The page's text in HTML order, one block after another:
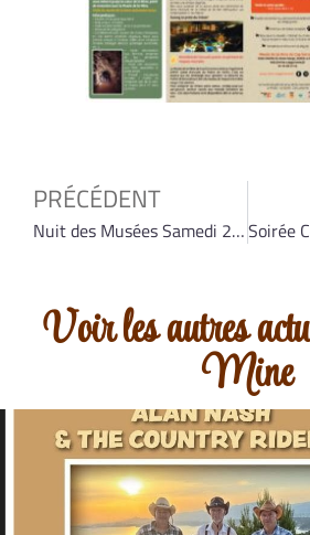
PRÉCÉDENT
Nuit des Musées Samedi 23 mai 2026
Voir les autres
Mine